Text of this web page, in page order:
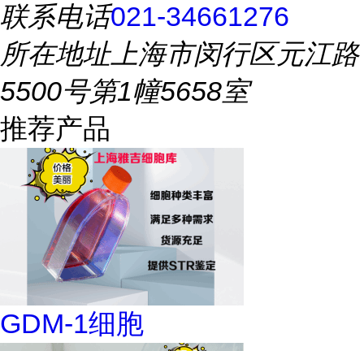
联系电话021-34661276
所在地址上海市闵行区元江路
5500号第1幢5658室
推荐产品
GDM-1细胞